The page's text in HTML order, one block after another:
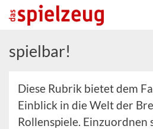
spielbar!
Diese Rubrik bietet dem
Einblick in die Welt der
Rollenspiele. Einzuordnen